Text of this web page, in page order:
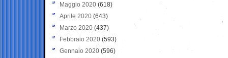
Maggio 2020 (618)
Aprile 2020 (643)
Marzo 2020 (437)
Febbraio 2020 (593)
Gennaio 2020 (596)